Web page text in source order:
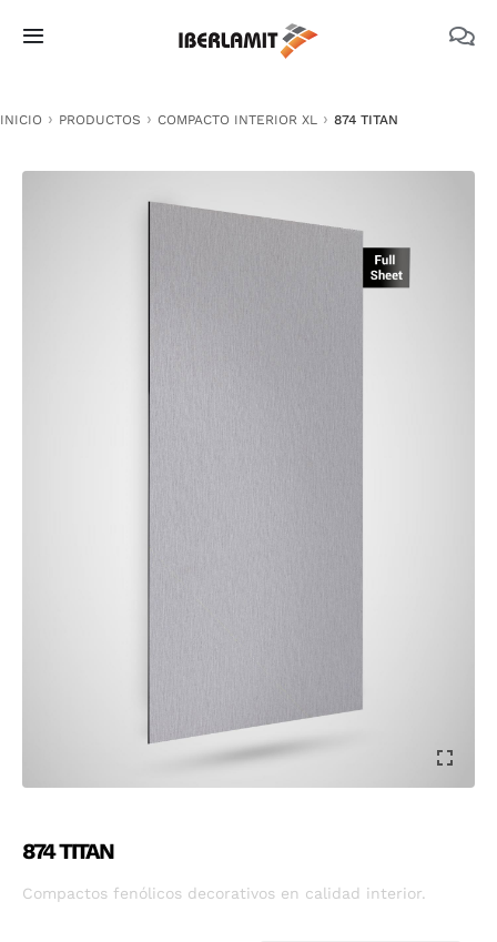
Toggle
NOSOTROS
INICIO PRODUCTOS COMPACTO INTERIOR XL 874 TITAN
874 TITAN
Compactos fenólicos decorativos en calidad interior.